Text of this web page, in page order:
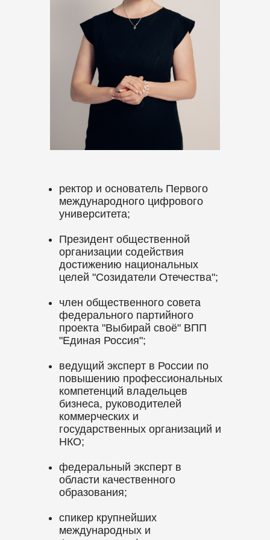
ректор и основатель Первого
международного цифрового
университета;
Президент общественной
организации содействия
достижению национальных
целей "Созидатели Отечества";
член общественного совета
федерального партийного
проекта "Выбирай своё" ВПП
"Единая Россия";
ведущий эксперт в России по
повышению профессиональных
компетенций владельцев
бизнеса, руководителей
коммерческих и
государственных организаций и
НКО;
федеральный эксперт в
области качественного
образования;
спикер крупнейших
международных и